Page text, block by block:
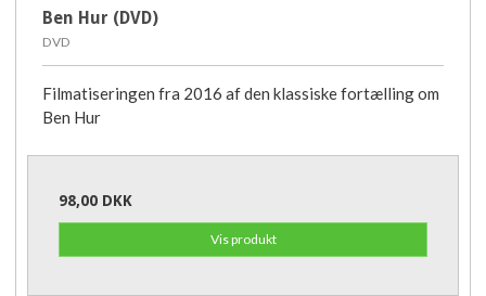
Ben Hur (DVD)
DVD
Filmatiseringen fra 2016 af den klassiske fortælling om
Ben Hur
98,00 DKK
Vis produkt